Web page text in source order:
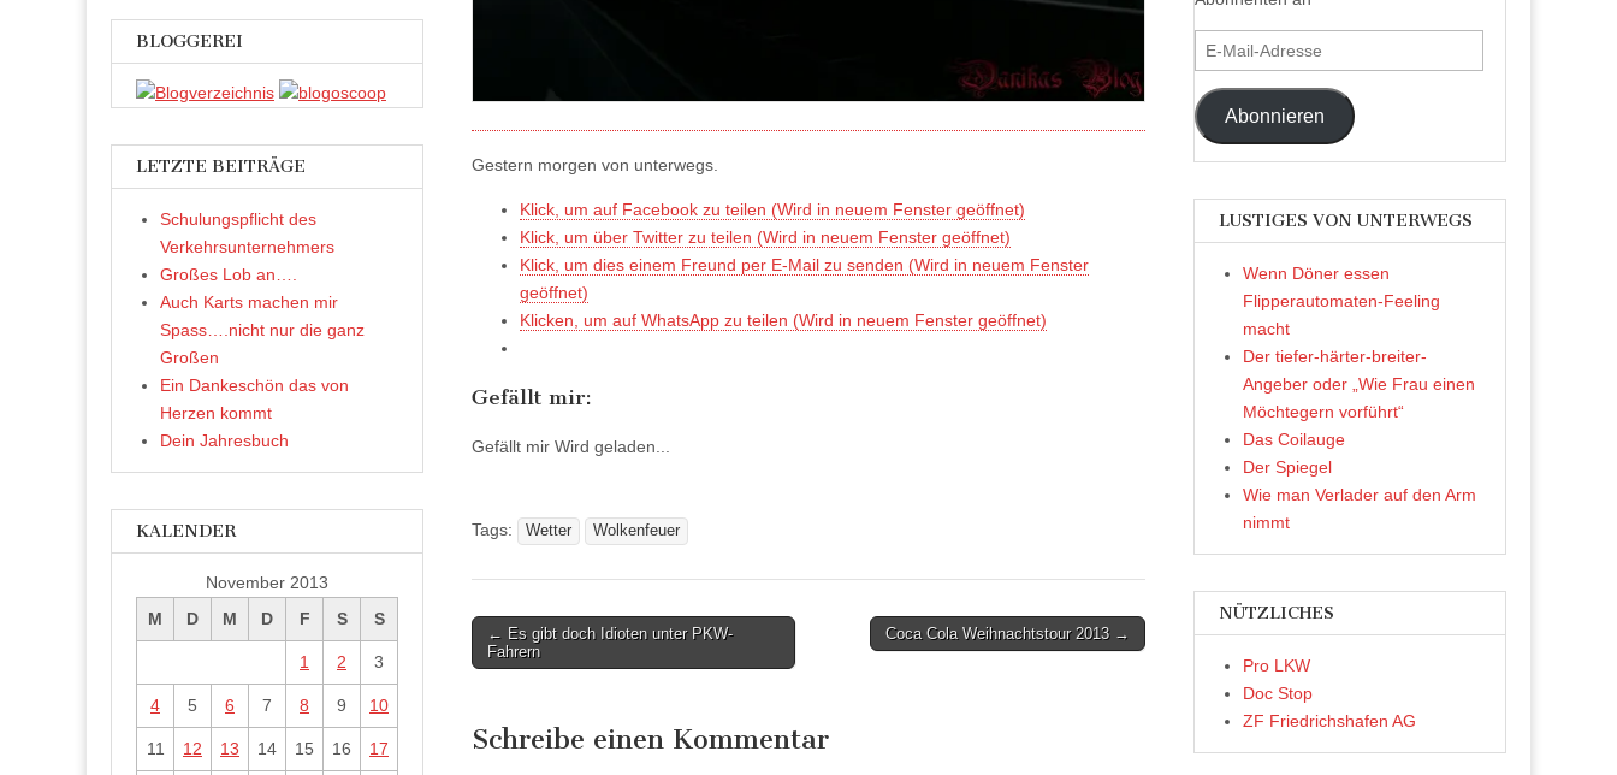
Gestern morgen von unterwegs.
Klick, um auf Facebook zu teilen (Wird in neuem Fenster geöffnet)
Klick, um über Twitter zu teilen (Wird in neuem Fenster geöffnet)
Klick, um dies einem Freund per E-Mail zu senden (Wird in neuem Fenster
geöffnet)
Klicken, um auf WhatsApp zu teilen (Wird in neuem Fenster geöffnet)
Gefällt mir:
Gefällt mir Wird geladen...
Tags: Wetter Wolkenfeuer
Post
navigation
← Es gibt doch Idioten unter PKW-
Fahrern
Coca Cola Weihnachtstour 2013 →
Schreibe einen Kommentar
BLOGGEREI
LETZTE BEITRÄGE
Schulungspflicht des
Verkehrsunternehmers
Großes Lob an….
Auch Karts machen mir
Spass….nicht nur die ganz
Großen
Ein Dankeschön das von
Herzen kommt
Dein Jahresbuch
KALENDER
November 2013
M
D M D F S S
1 2 3
4 5 6 7 8 9 10
11 12 13 14 15 16 17
E-
Mail-
Adresse
Abonnieren
LUSTIGES VON UNTERWEGS
Wenn Döner essen
Flipperautomaten-Feeling
macht
Der tiefer-härter-breiter-
Angeber oder „Wie Frau einen
Möchtegern vorführt“
Das Coilauge
Der Spiegel
Wie man Verlader auf den Arm
nimmt
NÜTZLICHES
Pro LKW
Doc Stop
ZF Friedrichshafen AG